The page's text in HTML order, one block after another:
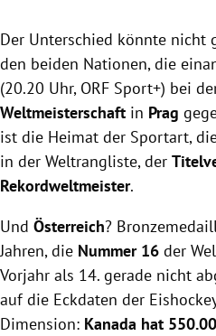
Der Unterschied könnte nicht
den beiden Nationen, die
(20.20 Uhr, ORF Sport+) bei
Weltmeisterschaft in Prag
ist die Heimat der Sportart,
in der Weltrangliste, der
Rekordweltmeister.
Und Österreich?
Jahren, die Nummer 16 der
Vorjahr als 14. gerade nicht
auf die Eckdaten der
Dimension: Kanada hat